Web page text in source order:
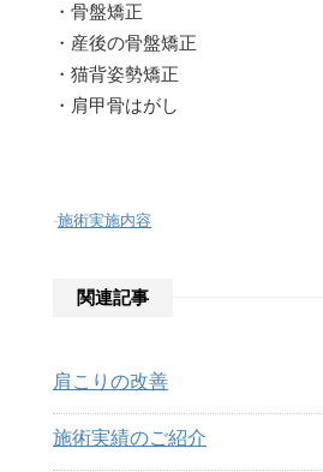
・骨盤矯正
・産後の骨盤矯正
・猫背姿勢矯正
・肩甲骨はがし
-施術実施内容
関連記事
肩こりの改善
施術実績のご紹介